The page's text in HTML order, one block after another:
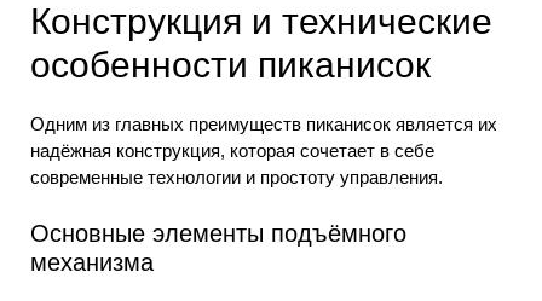
Конструкция и технические
особенности пиканисок
Одним из главных преимуществ пиканисок является их
надёжная конструкция, которая сочетает в себе
современные технологии и простоту управления.
Основные элементы подъёмного
механизма